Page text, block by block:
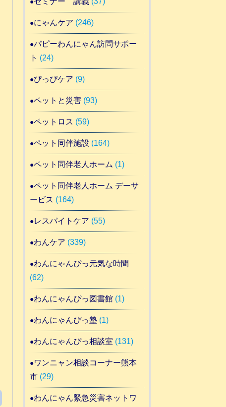
にゃんケア (246)
パピーわんにゃん訪問サポー
ト (24)
ぴっぴケア (9)
ペットと災害(93)
ペットロス (59)
ペット同伴施設 (164)
ペット同伴老人ホーム (1)
ペット同伴老人ホーム デーサ
ービス (164)
レスパイトケア (55)
わんケア (339)
わんにゃんぴっ元気な時間
(62)
わんにゃんぴっ図書館(1)
わんにゃんぴっ塾(1)
わんにゃんぴっ相談室 (131)
ワンニャン相談コーナー熊本
市(29)
わんにゃん緊急災害ネットワ